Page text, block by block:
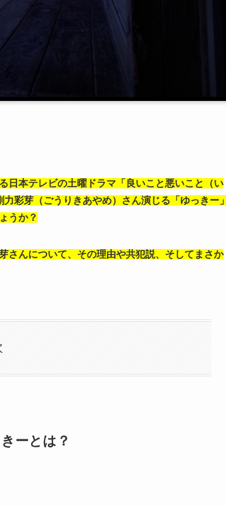
日本テレビの土曜ドラマ「良いこと悪いこと（い
彩芽（ごうりきあやめ）さん演じる「ゆっきー」
うか？
さんについて、その理由や共犯説、そしてまさか
ーとは？